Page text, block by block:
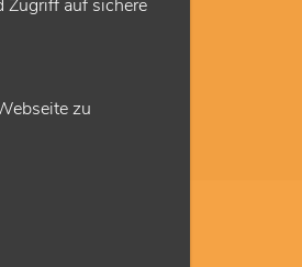
Zugriff auf sichere
zu
und
und können bei